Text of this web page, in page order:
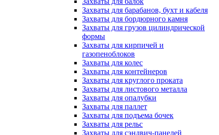
Захваты для барабанов, бухт и кабеля
Захваты для бордюрного камня
Захваты для грузов цилиндрической
формы
Захваты для кирпичей и
газопеноблоков
Захваты для колес
Захваты для контейнеров
Захваты для круглого проката
Захваты для листового металла
Захваты для опалубки
Захваты для паллет
Захваты для подъема бочек
Захваты для рельс
Захваты для сэндвич-панелей